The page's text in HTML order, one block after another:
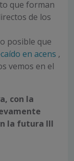
que forman
de los
posible que
en acens ,
vemos en el
con la
la futura III